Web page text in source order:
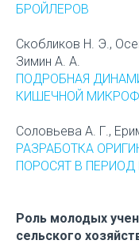
БРОЙЛЕРОВ
Скобликов Н. Э.,
Зимин А. А.
ПОДРОБНАЯ
КИШЕЧНОЙ
Соловьева А. Г.,
РАЗРАБОТКА
ПОРОСЯТ В
Роль молодых
сельского